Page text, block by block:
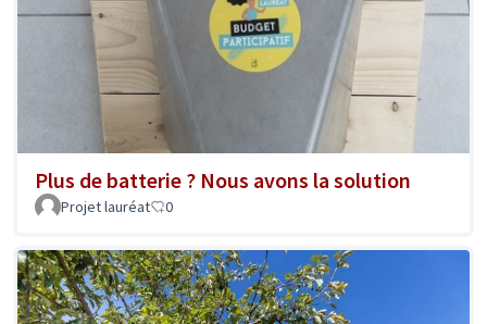
Plus de batterie ? Nous avons la solution
Projet lauréat 0